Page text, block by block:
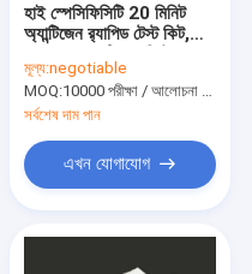
হাই স্পেসিফিসিটি 20 মিনিট
অ্যান্টিজেন র‌্যাপিড টেস্ট কিট,
কিট
মূল্য:negotiable
MOQ:10000 পরীক্ষা / আলোচনা সাপেক্ষে
সর্বশেষ দাম পান
এখন যোগাযোগ